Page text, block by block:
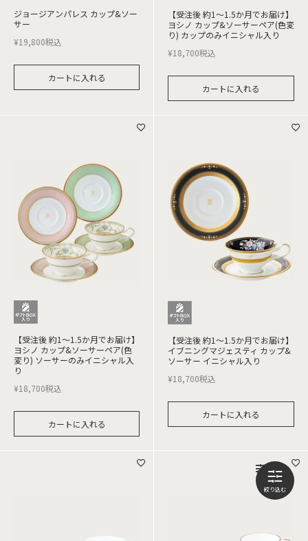
ジョージアンパレス カップ&ソー
サー
¥19,800税込
カートに入れる
【受注後 約1～1.5か月でお届け】
ヨシノ カップ&ソーサーペア(色変
り) カップのみイニシャル入り
¥18,700税込
カートに入れる
【受注後 約1～1.5か月でお届け】
ヨシノ カップ&ソーサーペア(色
変り) ソーサーのみイニシャル入
り
¥18,700税込
カートに入れる
【受注後 約1～1.5か月でお届け】
イブニングマジェスティ カップ&
ソーサー イニシャル入り
¥18,700税込
カートに入れる